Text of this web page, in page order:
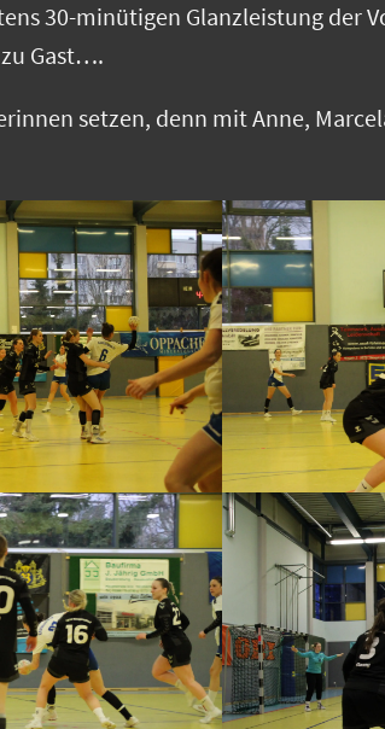
30-minütigen Glanzleistung der
Gast….
setzen, denn mit Anne,